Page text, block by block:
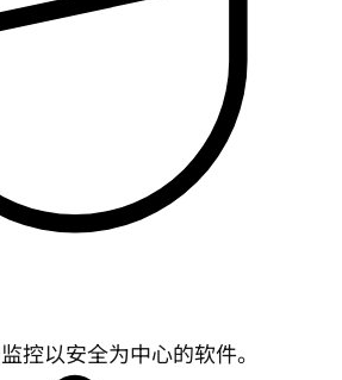
控以安全为中心的软件。